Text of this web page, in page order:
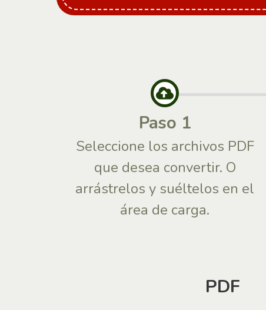
Paso 1
Seleccione los archivos PDF
que desea convertir. O
arrástrelos y suéltelos en el
área de carga.
PDF